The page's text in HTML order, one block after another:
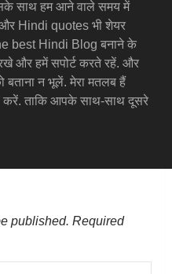
साथ हम आने वाले समय में
Hindi quotes भी शेयर
best Hindi Blog बनाने के
और हमें सपोर्ट करते रहें. और
बताना न भूलें. मेरा मतलब हैं
करें. ताकि आपके साथ-साथ दूसरे
published. Required